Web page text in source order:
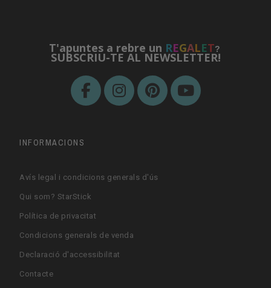
T'apuntes a rebre un REGALET?
SUBSCRIU-TE AL NEWSLETTER!
INFORMACIONS
Avís legal i condicions generals d'ús
Qui som? StarStick
Política de privacitat
Condicions generals de venda
Declaració d'accessibilitat
Contacte